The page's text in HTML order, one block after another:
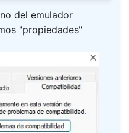
del emulador
"propiedades"